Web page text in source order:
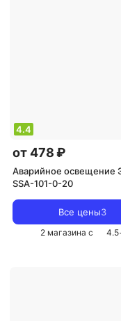
4.4
от 478 ₽
Аварийное освещение
SSA-101-0-20
Все цены3
2 магазина с 4.5